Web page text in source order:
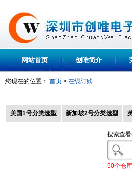
网站首页 创唯简介
您现在的位置： 首页 > 在线订购
美国1号分类选型 新加坡2号分类选型
搜索查
50个仓